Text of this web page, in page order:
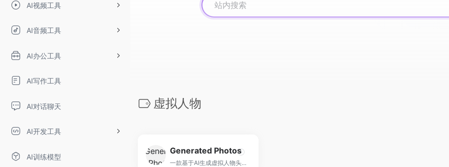
AI视频工具
AI音频工具
AI办公工具
AI写作工具
AI对话聊天
AI开发工具
AI训练模型
虚拟人物
Generated Photos
一款基于AI生成虚拟人物头像的在线工具网站！